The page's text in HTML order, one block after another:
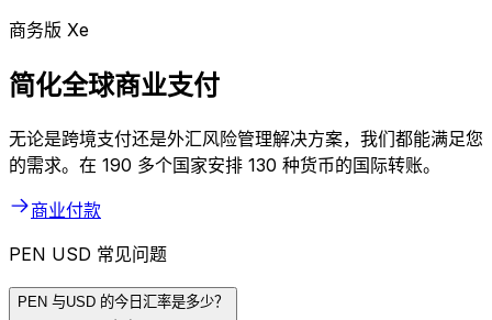
商务版 Xe
简化全球商业支付
无论是跨境支付还是外汇风险管理解决方案，我们都能满足您
的需求。在 190 多个国家安排 130 种货币的国际转账。
商业付款
PEN USD 常见问题
PEN 与USD 的今日汇率是多少？